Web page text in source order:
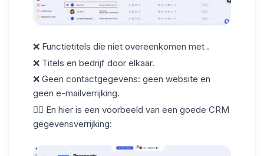
❌ Functietitels die niet overeenkomen met .
❌ Titels en bedrijf door elkaar.
❌ Geen contactgegevens: geen website en
geen e-mailverrijking.
👇🏼 En hier is een voorbeeld van een goede CRM
gegevensverrijking: